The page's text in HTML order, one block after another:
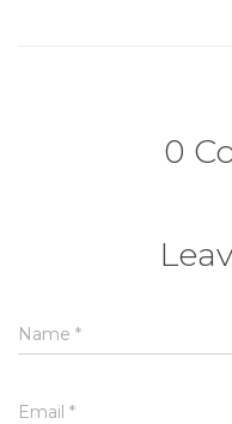
0
Name *
Email *